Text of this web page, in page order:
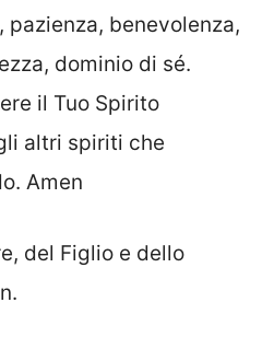
pazienza, benevolenza,
dominio di sé.
il Tuo Spirito
altri spiriti che
Amen
del Figlio e dello